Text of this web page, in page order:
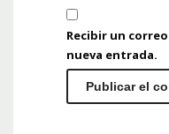
Recibir un
nueva entrada.